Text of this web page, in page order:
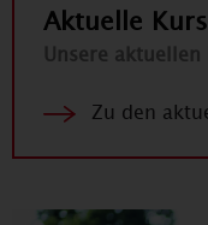
Aktuelle
Unsere
Zu den